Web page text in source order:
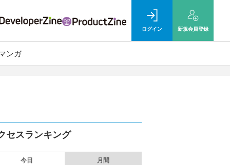
ログイン 新規会員登録
ンガ
セスランキング
今日 月間